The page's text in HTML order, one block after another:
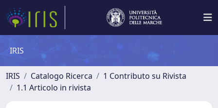
IRIS
IRIS Catalogo Ricerca
1 Contributo su Rivista
1.1 Articolo in rivista